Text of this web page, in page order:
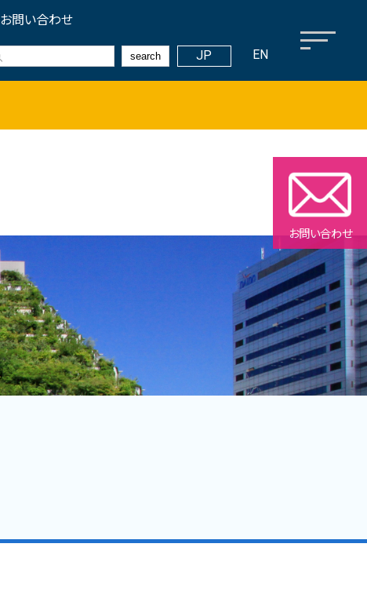
お問い合わせ
search JP EN
メディアライブラリー
環境への配慮
文化伝統承継と地域貢献
MICE事業者への啓発活動
お問い合わせ